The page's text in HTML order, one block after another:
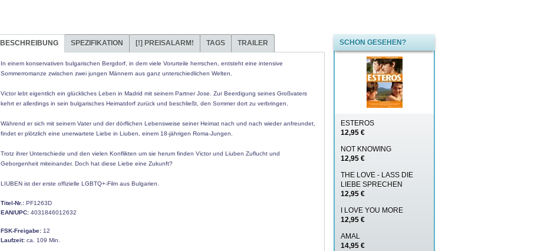
BESCHREIBUNG SPEZIFIKATION [!] PREISALARM! TAGS TRAILER
In einem konservativen bulgarischen Bergdorf, in dem viele Vorurteile herrschen, entsteht eine intensive
Sommerromanze zwischen zwei jungen Männern aus ganz unterschiedlichen Welten.
Victor lebt eigentlich ein glückliches Leben in Madrid mit seinem Partner Jose. Zur Beerdigung seines Großvaters
kehrt er allerdings in sein bulgarisches Heimatdorf zurück und beschließt, den Sommer dort zu verbringen.
Während er sich mit seinem Vater und der dörflichen Lebensweise seiner Heimat nach und nach wieder anfreundet,
findet er plötzlich eine unerwartete Liebe in Liuben, einem 18-jährigen Roma-Jungen.
Trotz ihrer Unterschiede und den vielen Konflikten um sie herum finden Victor und Liuben Zuflucht und
Geborgenheit miteinander. Doch hat diese Liebe eine Zukunft?
LIUBEN ist der erste offizielle LGBTQ+-Film aus Bulgarien.
Titel-Nr.: PF1263D
EAN/UPC: 4031846012632
FSK-Freigabe: 12
Laufzeit: ca. 109 Min.
SCHON GESEHEN?
ESTEROS
12,95 €
NOT KNOWING
12,95 €
THE LOVE - LASS DIE
LIEBE SPRECHEN
12,95 €
I LOVE YOU MORE
12,95 €
AMAL
14,95 €